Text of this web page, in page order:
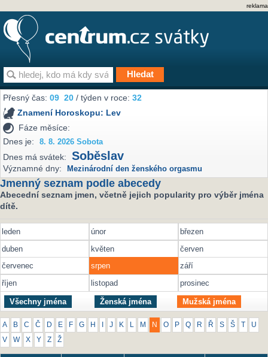
reklama
Přesný čas:09 20 / týden v roce:32
Znamení Horoskopu: Lev
Fáze měsíce:
Dnes je:
8. 8. 2026 Sobota
Dnes má svátek: Soběslav
Významné dny: Mezinárodní den ženského orgasmu
Jmenný seznam podle abecedy
Abecední seznam jmen, včetně jejich popularity pro výběr jména
dítě.
leden únor
březen
duben
květen
červen
červenec
srpen
září
říjen
listopad prosinec
Všechny jména Ženská jména Mužská jména
A B C Č D E F G H J K M N O P Q R Ř S Š U
V W X Y Z Ž